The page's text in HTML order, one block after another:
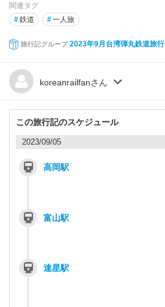
関連タグ
#鉄道 #一人旅
旅行記グループ 2023年9月台湾弾丸鉄道旅行
koreanrailfanさん
この旅行記のスケジュール
2023/09/05
高岡駅
富山駅
速星駅